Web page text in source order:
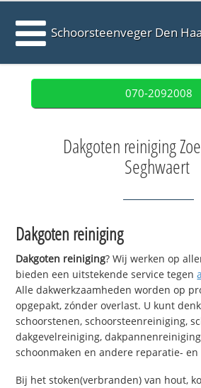
Schoorsteenveger Den
070-2092008
Dakgoten reiniging
Seghwaert
Dakgoten reiniging
Dakgoten reiniging? Wij werken op
bieden een uitstekende service tegen
Alle dakwerkzaamheden worden op
opgepakt, zónder overlast. U kunt
schoorstenen, schoorsteenreiniging,
dakgevelreiniging,
schoonmaken en andere reparatie-
Bij het stoken(verbranden) van hout,